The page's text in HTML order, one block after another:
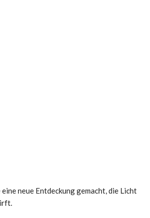
neue Entdeckung gemacht, die Licht